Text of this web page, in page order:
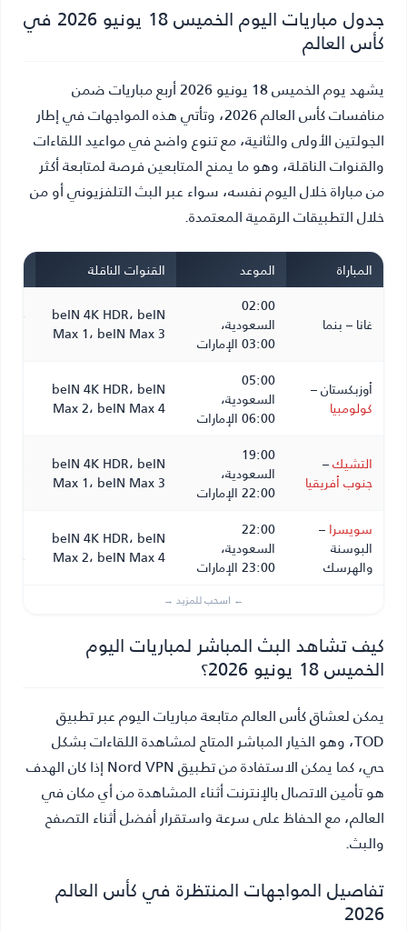
جدول مباريات اليوم الخميس 18 يونيو 2026 في
كأس العالم
يشهد يوم الخميس 18 يونيو 2026 أربع مباريات ضمن
منافسات كأس العالم 2026، وتأتي هذه المواجهات في إطار
الجولتين الأولى والثانية، مع تنوع واضح في مواعيد اللقاءات
والقنوات الناقلة، وهو ما يمنح المتابعين فرصة لمتابعة أكثر
من مباراة خلال اليوم نفسه، سواء عبر البث التلفزيوني أو من
خلال التطبيقات الرقمية المعتمدة.
المباراة الموعد القنوات الناقلة
غانا – بنما
02:00
السعودية،
03:00 الإمارات
beIN 4K HDR، beIN
Max 1، beIN Max 3
أوزبكستان –
كولومبيا
05:00
السعودية،
06:00 الإمارات
beIN 4K HDR، beIN
Max 2، beIN Max 4
التشيك–
جنوب أفريقيا
19:00
السعودية،
22:00 الإمارات
beIN 4K HDR، beIN
Max 1، beIN Max 3
سويسرا–
البوسنة
والهرسك
22:00
السعودية،
23:00 الإمارات
beIN 4K HDR، beIN
Max 2، beIN Max 4
كيف تشاهد البث المباشر لمباريات اليوم
الخميس 18 يونيو 2026؟
يمكن لعشاق كأس العالم متابعة مباريات اليوم عبر تطبيق
TOD، وهو الخيار المباشر المتاح لمشاهدة اللقاءات بشكل
حي، كما يمكن الاستفادة من تطبيق Nord VPN إذا كان الهدف
هو تأمين الاتصال بالإنترنت أثناء المشاهدة من أي مكان في
العالم، مع الحفاظ على سرعة واستقرار أفضل أثناء التصفح
والبث.
تفاصيل المواجهات المنتظرة في كأس العالم
2026